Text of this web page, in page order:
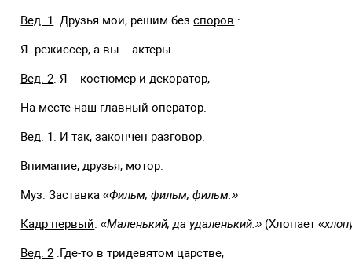
Вед. 1 . Друзья мои, решим безспоров :
Я- режиссер, а вы – актеры.
Вед. 2. Я – костюмер и декоратор,
На месте наш главный оператор.
Вед. 1 . И так, закончен разговор.
Внимание, друзья, мотор.
Муз. Заставка«Фильм, фильм, фильм.»
Кадр первый.«Маленький, да удаленький.» (Хлопает
Вед. 2 :Где-то в тридевятом царстве,